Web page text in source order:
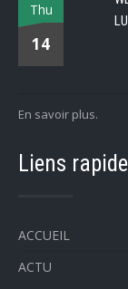
Thu
14
En savoir plus.
Liens
ACCUEIL
ACTU